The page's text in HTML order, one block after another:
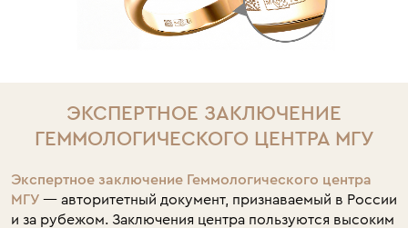
ЭКСПЕРТНОЕ ЗАКЛЮЧЕНИЕ
ГЕММОЛОГИЧЕСКОГО ЦЕНТРА МГУ
Экспертное заключение Геммологического центра
МГУ — авторитетный документ, признаваемый в России
и за рубежом. Заключения центра пользуются высоким